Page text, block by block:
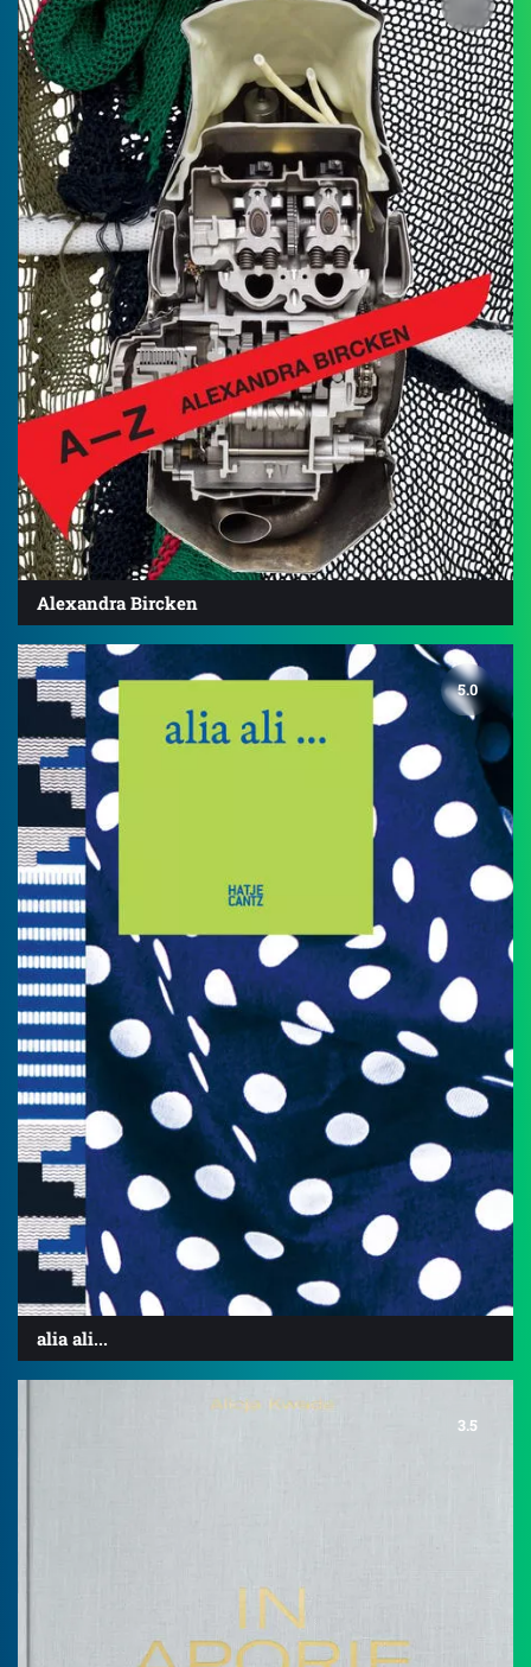
Alexandra Bircken
5.0
alia ali...
3.5